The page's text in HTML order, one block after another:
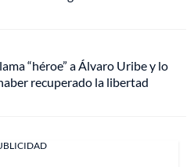
“héroe” a Álvaro Uribe y lo
recuperado la libertad